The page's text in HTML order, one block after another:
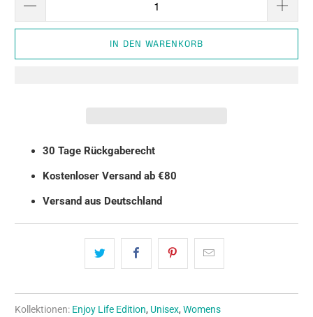
IN DEN WARENKORB
30 Tage Rückgaberecht
Kostenloser Versand ab €80
Versand aus Deutschland
Kollektionen: Enjoy Life Edition, Unisex,Womens